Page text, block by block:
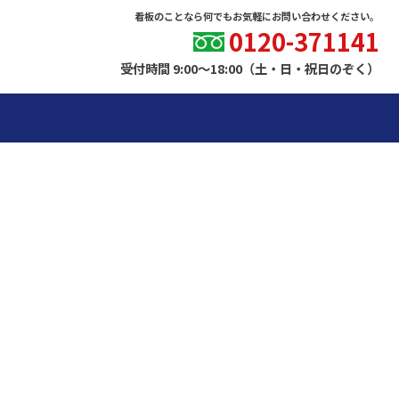
看板のことなら何でもお気軽にお問い合わせください。
0120-371141
受付時間 9:00～18:00（土・日・祝日のぞく）